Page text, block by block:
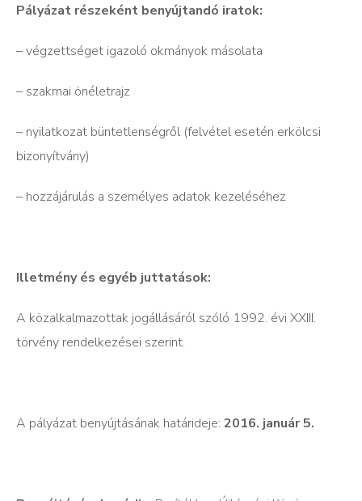
Pályázat részeként benyújtandó iratok:
– végzettséget igazoló okmányok másolata
– szakmai önéletrajz
– nyilatkozat büntetlenségről (felvétel esetén erkölcsi
bizonyítvány)
– hozzájárulás a személyes adatok kezeléséhez
Illetmény és egyéb juttatások:
A közalkalmazottak jogállásáról szóló 1992. évi XXIII.
törvény rendelkezései szerint.
A pályázat benyújtásának határideje: 2016. január 5.